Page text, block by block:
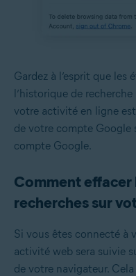
Gardez à l’esprit que les
l’historique de
votre activité en ligne
de votre compte Google
compte Google.
Comment effacer
recherches sur
Si vous êtes connecté à
activité web sera suivie
de votre navigateur.